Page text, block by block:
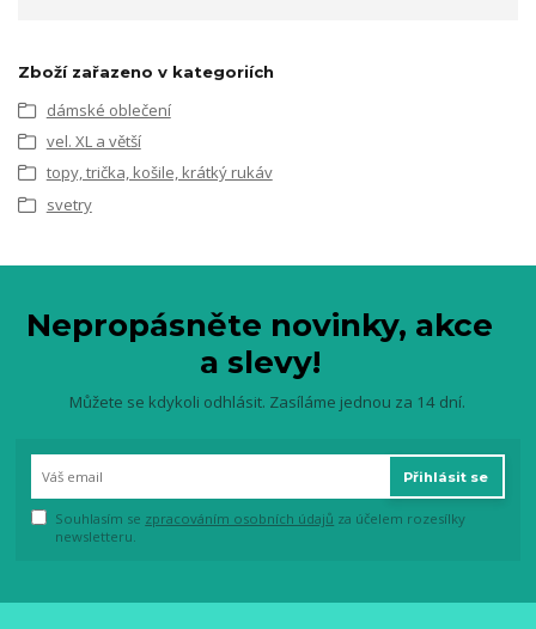
Zboží zařazeno v kategoriích
dámské oblečení
vel. XL a větší
topy, trička, košile, krátký rukáv
svetry
Nepropásněte novinky, akce
a slevy!
Můžete se kdykoli odhlásit. Zasíláme jednou za 14 dní.
Přihlásit se
Souhlasím se zpracováním osobních údajů za účelem rozesílky
newsletteru.